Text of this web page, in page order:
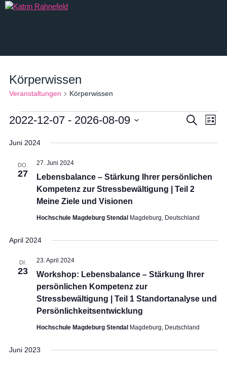
Systemische Körper­psycho­therapie
1 : 1 Coaching
Teamcoaching / Teamentwicklung / Supervision
Workshops
Beruf und Lebenssinn
Resilienz und Zeit- und Selbstmanagement
KOSTEN & ABLAUF
ÜBER MICH
Körperwissen
Veranstaltungen Körperwissen
und
Suche
Liste
2022-12-07 - 2026-08-09
wählen.
Juni 2024
DO.
27
Lebensbalance – Stärkung Ihrer persönlichen
Kompetenz zur Stressbewältigung | Teil 2
Meine Ziele und Visionen
27. Juni 2024
Hochschule Magdeburg Stendal Magdeburg, Deutschland
April 2024
DI.
23
Workshop: Lebensbalance – Stärkung Ihrer
persönlichen Kompetenz zur
Stressbewältigung | Teil 1 Standortanalyse und
Persönlichkeitsentwicklung
23. April 2024
Hochschule Magdeburg Stendal Magdeburg, Deutschland
Juni 2023